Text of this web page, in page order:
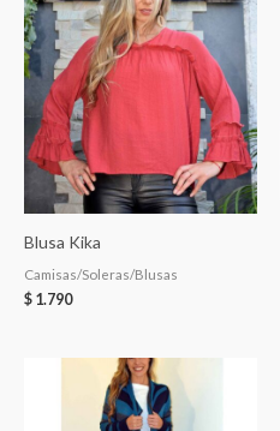
Blusa Kika
Camisas/Soleras/Blusas
$ 1.790